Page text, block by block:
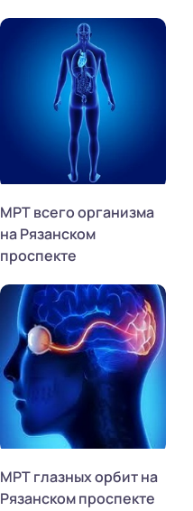
МРТ всего организма
на Рязанском
проспекте
МРТ глазных орбит на
Рязанском проспекте